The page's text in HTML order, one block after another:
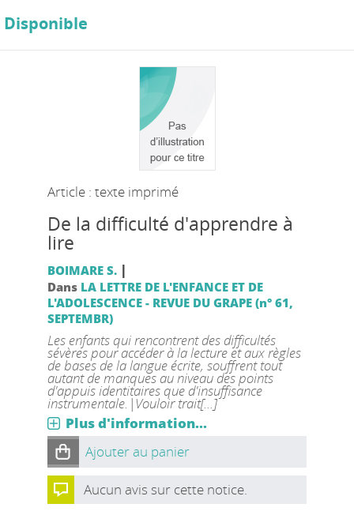
Disponible
Article : texte imprimé
De la difficulté d'apprendre à
lire
BOIMARE S. |
Dans LA LETTRE DE L'ENFANCE ET DE
L'ADOLESCENCE - REVUE DU GRAPE (n° 61,
SEPTEMBR)
Les enfants qui rencontrent des difficultés
sévères pour accéder à la lecture et aux règles
de bases de la langue écrite, souffrent tout
autant de manques au niveau des points
d'appuis identitaires que d'insuffisance
instrumentale.|Vouloir trait[...]
Plus d'information...
Ajouter au panier
Aucun avis sur cette notice.